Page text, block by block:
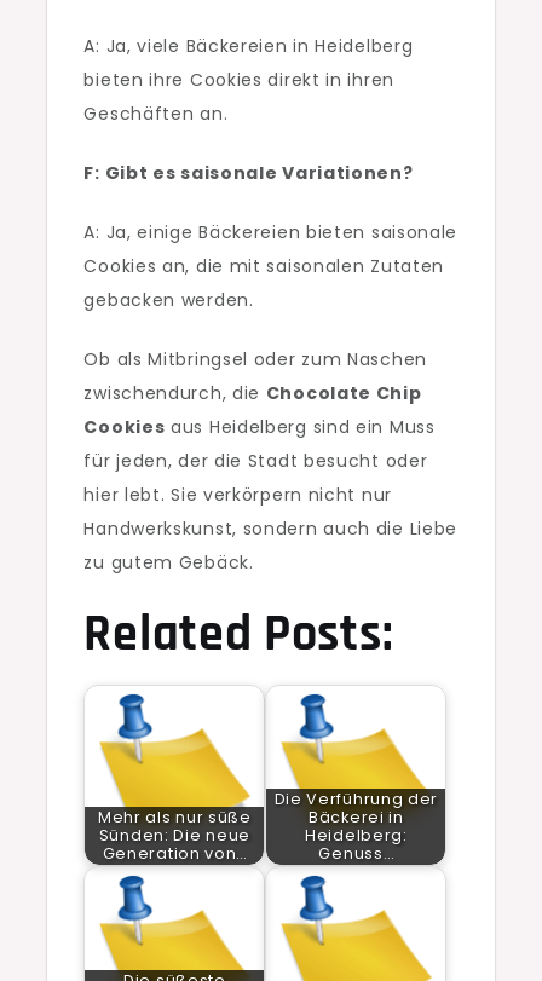
A: Ja, viele Bäckereien in Heidelberg
bieten ihre Cookies direkt in ihren
Geschäften an.
F: Gibt es saisonale Variationen?
A: Ja, einige Bäckereien bieten saisonale
Cookies an, die mit saisonalen Zutaten
gebacken werden.
Ob als Mitbringsel oder zum Naschen
zwischendurch, die Chocolate Chip
Cookies aus Heidelberg sind ein Muss
für jeden, der die Stadt besucht oder
hier lebt. Sie verkörpern nicht nur
Handwerkskunst, sondern auch die Liebe
zu gutem Gebäck.
Related Posts:
Mehr als nur süße
Sünden: Die neue
Generation von…
Die Verführung der
Bäckerei in
Heidelberg:
Genuss…